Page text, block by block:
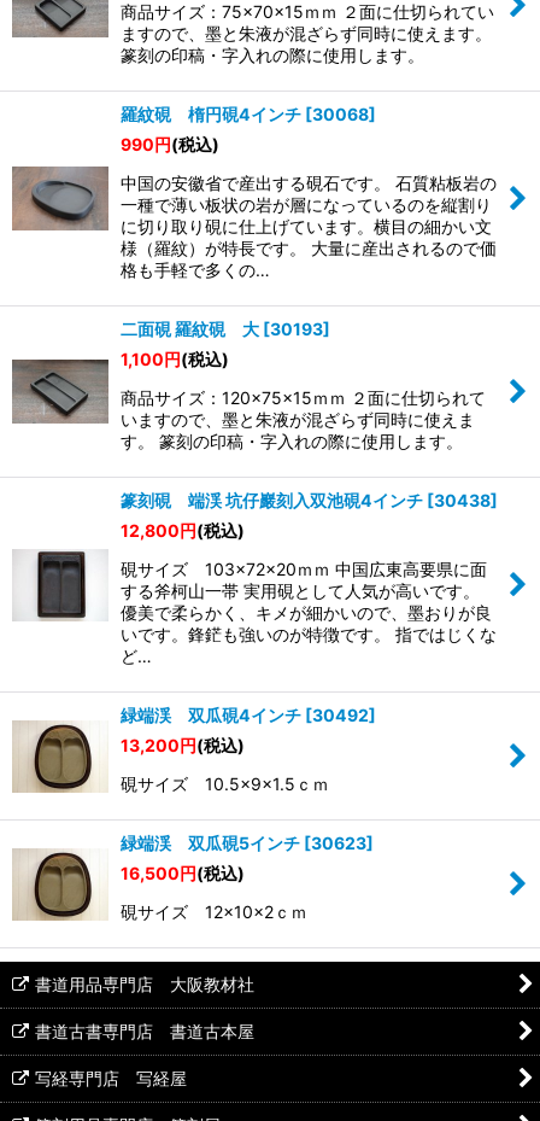
絞り込む
商品サイズ：75×70×15ｍｍ ２面に仕切られてい
ますので、墨と朱液が混ざらず同時に使えます。
篆刻の印稿・字入れの際に使用します。
羅紋硯 楕円硯4インチ [30068]
990円(税込)
中国の安徽省で産出する硯石です。 石質粘板岩の
一種で薄い板状の岩が層になっているのを縦割り
に切り取り硯に仕上げています。横目の細かい文
様（羅紋）が特長です。 大量に産出されるので価
格も手軽で多くの…
二面硯 羅紋硯 大 [30193]
1,100円(税込)
商品サイズ：120×75×15ｍｍ ２面に仕切られて
いますので、墨と朱液が混ざらず同時に使えま
す。 篆刻の印稿・字入れの際に使用します。
篆刻硯 端渓 坑仔巖刻入双池硯4インチ [30438]
12,800円(税込)
硯サイズ 103×72×20ｍｍ 中国広東高要県に面
する斧柯山一帯 実用硯として人気が高いです。
優美で柔らかく、キメが細かいので、墨おりが良
いです。鋒鋩も強いのが特徴です。 指ではじくな
ど…
緑端渓 双瓜硯4インチ [30492]
13,200円(税込)
硯サイズ 10.5×9×1.5ｃｍ
緑端渓 双瓜硯5インチ [30623]
16,500円(税込)
硯サイズ 12×10×2ｃｍ
書道用品専門店 大阪教材社
書道古書専門店 書道古本屋
写経専門店 写経屋